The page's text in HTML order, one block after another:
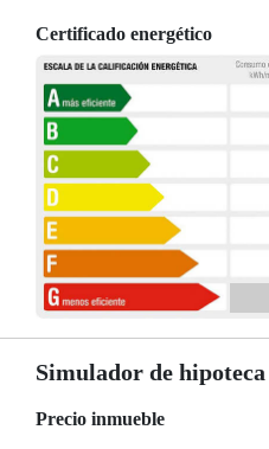
Certificado energético
Simulador de hipoteca
Precio inmueble